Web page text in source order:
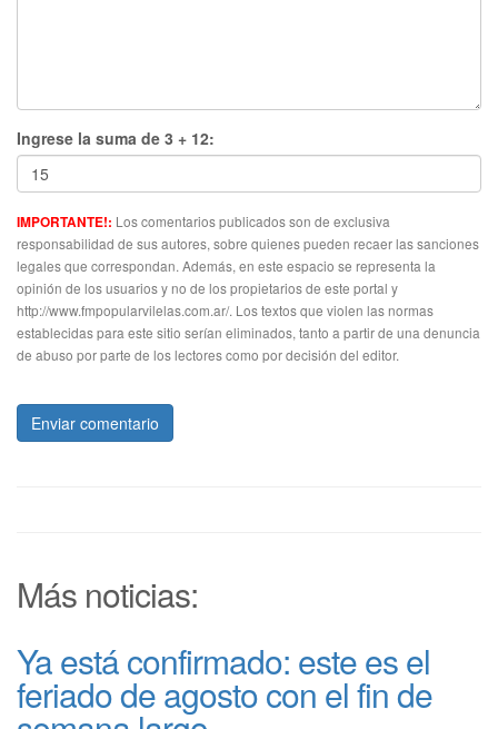
Ingrese la suma de 3 + 12:
IMPORTANTE!: Los comentarios publicados son de exclusiva
responsabilidad de sus autores, sobre quienes pueden recaer las sanciones
legales que correspondan. Además, en este espacio se representa la
opinión de los usuarios y no de los propietarios de este portal y
http://www.fmpopularvilelas.com.ar/. Los textos que violen las normas
establecidas para este sitio serían eliminados, tanto a partir de una denuncia
de abuso por parte de los lectores como por decisión del editor.
Enviar comentario
Más noticias:
Ya está confirmado: este es el
feriado de agosto con el fin de